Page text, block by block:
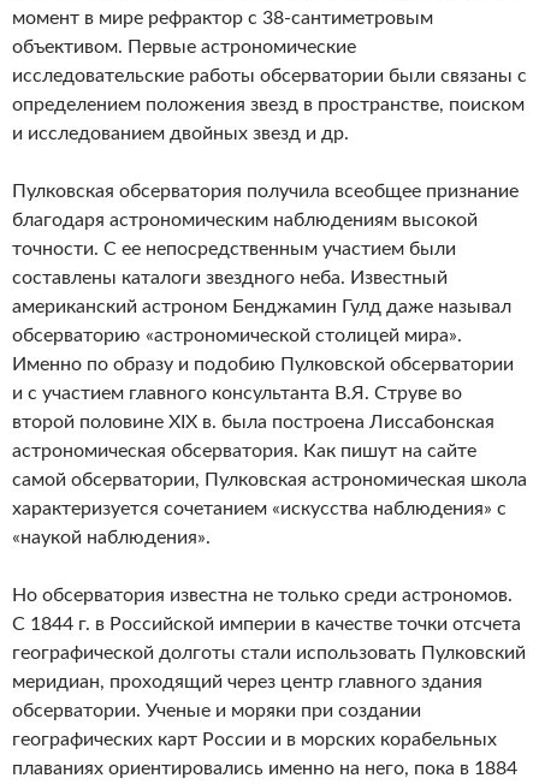
момент в мире рефрактор с 38-сантиметровым
объективом. Первые астрономические
исследовательские работы обсерватории были связаны с
определением положения звезд в пространстве, поиском
и исследованием двойных звезд и др.
Пулковская обсерватория получила всеобщее признание
благодаря астрономическим наблюдениям высокой
точности. С ее непосредственным участием были
составлены каталоги звездного неба. Известный
американский астроном Бенджамин Гулд даже называл
обсерваторию «астрономической столицей мира».
Именно по образу и подобию Пулковской обсерватории
и с участием главного консультанта В.Я. Струве во
второй половине XIX в. была построена Лиссабонская
астрономическая обсерватория. Как пишут на сайте
самой обсерватории, Пулковская астрономическая школа
характеризуется сочетанием «искусства наблюдения» с
«наукой наблюдения».
Но обсерватория известна не только среди астрономов.
С 1844 г. в Российской империи в качестве точки отсчета
географической долготы стали использовать Пулковский
меридиан, проходящий через центр главного здания
обсерватории. Ученые и моряки при создании
географических карт России и в морских корабельных
плаваниях ориентировались именно на него, пока в 1884